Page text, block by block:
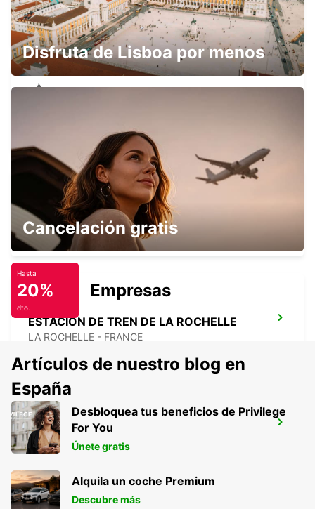
LESPARRE-MEDOC
LESPARRE-MEDOC - FRANCE
SURGERES
SURGERES - FRANCE
ESTACIÓN DE TREN DE LA ROCHELLE
LA ROCHELLE - FRANCE
LA ROCHELLE PERIGNY
LA ROCHELLE - FRANCE
Disfruta de Lisboa por menos
Cancelación gratis
Hasta
20%
dto.
Empresas
Artículos de nuestro blog en
España
Desbloquea tus beneficios de Privilege
For You
Únete gratis
Alquila un coche Premium
Descubre más